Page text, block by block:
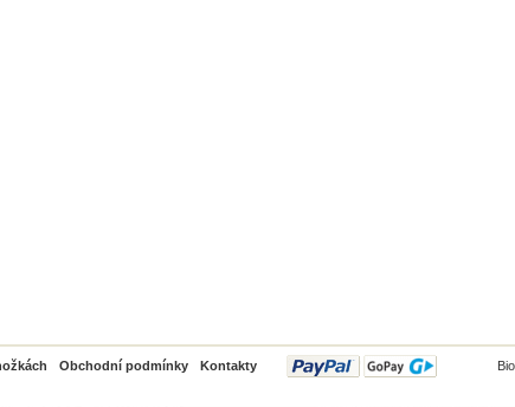
Obchodní podmínky Kontakty
PayPal